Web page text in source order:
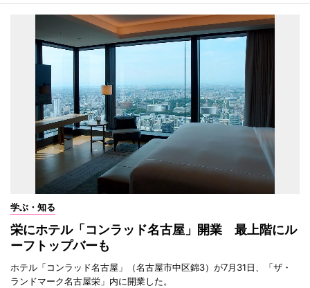
学ぶ・知る
栄にホテル「コンラッド名古屋」開業 最上階にル
ーフトップバーも
ホテル「コンラッド名古屋」（名古屋市中区錦3）が7月31日、「ザ・
ランドマーク名古屋栄」内に開業した。